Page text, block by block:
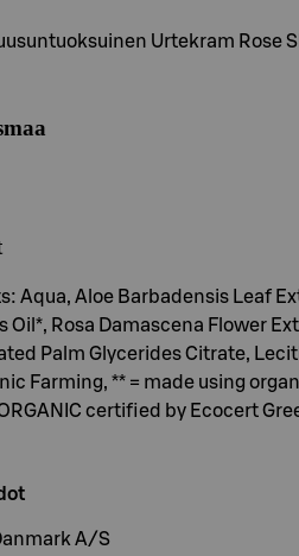
Urtekram Rose
Aqua, Aloe Barbadensis Leaf
Oil*, Rosa Damascena Flower
Palm Glycerides Citrate,
Farming, ** = made using
certified by Ecocert
A/S